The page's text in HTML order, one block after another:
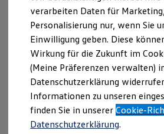
Umbaulösungen und
Auf- und Umbauten
Groß- und Sonderkunden
Großkunden
Kommunen &
Journalisten
Sportvereine
Branchenlösungen
Bau & Handwerk
Gewerbliche
Service & mobile
Kurier, Logistik & Handel
Servicetermin
online
Nutzen Sie unser
unkompliziert einen
Volkswagen Nutzfahrzeuge
verarbeiten Daten für
Personalisierung nur, wenn Sie
Einwilligung geben. Diese
Wirkung für die Zukunft im
(Meine Präferenzen verwalten)
Datenschutzerklärung
Informationen zu unseren
finden Sie in unsererCookie-
Datenschutzerklärung.